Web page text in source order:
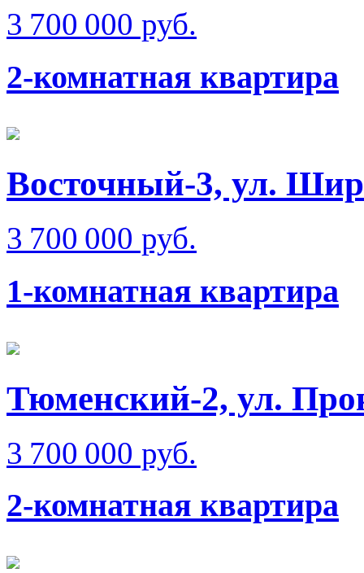
3 700 000 руб.
2-комнатная квартира
Восточный-3, ул.
3 700 000 руб.
1-комнатная квартира
Тюменский-2, ул.
3 700 000 руб.
2-комнатная квартира